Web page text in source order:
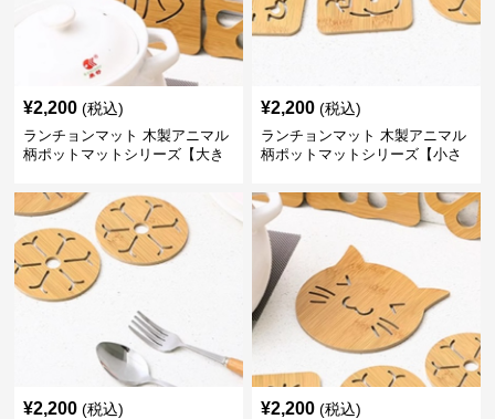
¥2,200 (税込)
ランチョンマット 木製アニマル
柄ポットマットシリーズ【大き
¥2,200 (税込)
ランチョンマット 木製アニマル
柄ポットマットシリーズ【小さ
¥2,200 (税込) ¥2,200 (税込)